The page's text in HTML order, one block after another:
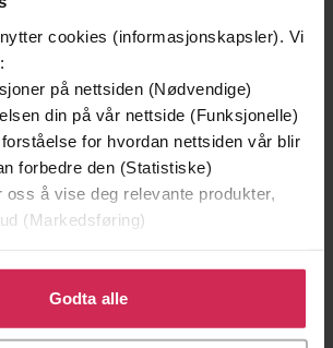
cookies (informasjonskapsler). Vi
på nettsiden (Nødvendige)
din på vår nettside (Funksjonelle)
for hvordan nettsiden vår blir
forbedre den (Statistiske)
å vise deg relevante produkter,
(Markedsføring)
for å gi oss ditt samtykke til å
alle disse formålene. Du kan også
til spesifikke formål ved å klikke
Godta alle
06.09.2018
363sider
Dokumentar og fakta
epub
Vannmerket